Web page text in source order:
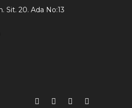
Sit. 20. Ada No:13